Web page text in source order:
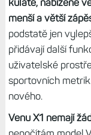
kulaté, nabízené
menší a větší
podstatě jen
přidávají další
uživatelské
sportovních
nového.
Venu X1 nemají